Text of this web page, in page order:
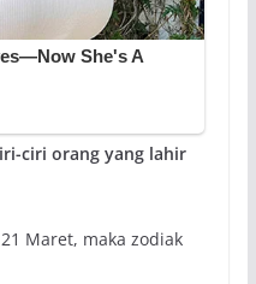
ciri orang yang lahir
Maret, maka zodiak